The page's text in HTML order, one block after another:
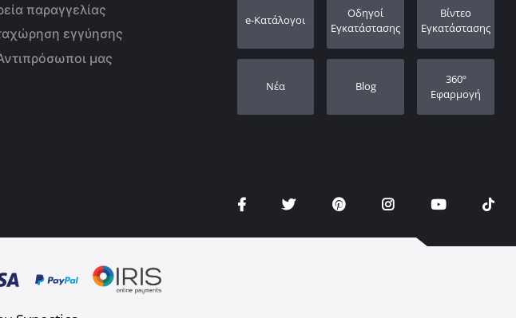
παραγγελίας
εγγύησης
μας
e-Κατάλογοι
Οδηγοί
Εγκατάστασης
Βίντεο
Εγκατάστασης
Νέα Blog
360º
Εφαρμογή